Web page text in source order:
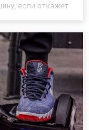
если откажет